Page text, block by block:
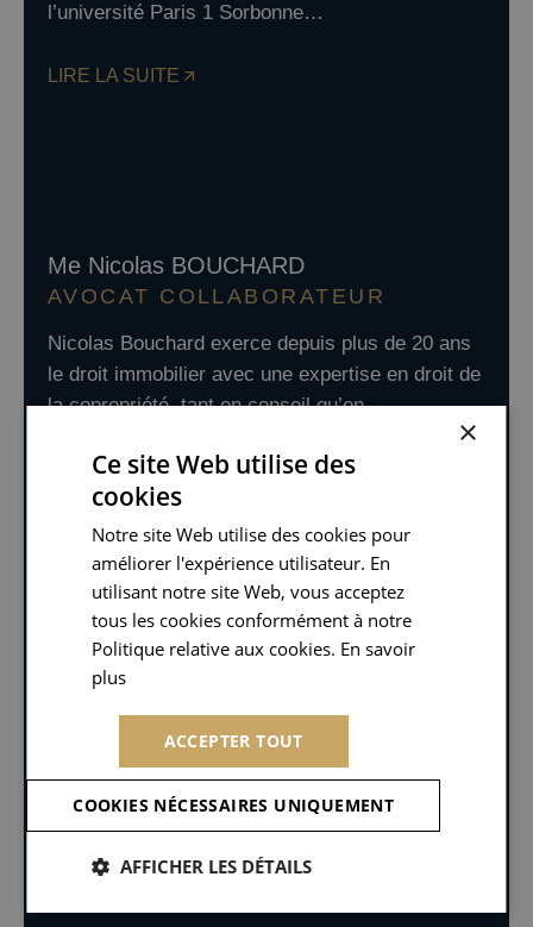
l’université Paris 1 Sorbonne…
LIRE LA SUITE
Me Nicolas BOUCHARD
AVOCAT COLLABORATEUR
Nicolas Bouchard exerce depuis plus de 20 ans
le droit immobilier avec une expertise en droit de
la copropriété, tant en conseil qu’en
LIRE LA SUITE
Me Marie-Aurore BONIN
AVOCAT COLLABORATEUR
Avocate au Barreau de Paris depuis 2014, Me
Marie-Aurore BONIN conseille les clients du
cabinet Audineau & Associés en droit immobilier
et gestion locative….
×
Ce site Web utilise des
cookies
Notre site Web utilise des cookies pour
améliorer l'expérience utilisateur. En
utilisant notre site Web, vous acceptez
tous les cookies conformément à notre
Politique relative aux cookies. En savoir
plus
ACCEPTER TOUT
COOKIES NÉCESSAIRES UNIQUEMENT
AFFICHER LES DÉTAILS